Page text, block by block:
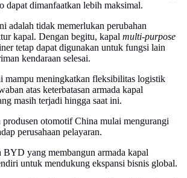
dapat dimanfaatkan lebih maksimal.
adalah tidak memerlukan perubahan
kapal. Dengan begitu, kapal multi-purpose
tetap dapat digunakan untuk fungsi lain
kendaraan selesai.
mampu meningkatkan fleksibilitas logistik
atas keterbatasan armada kapal
masih terjadi hingga saat ini.
otomotif China mulai mengurangi
perusahaan pelayaran.
BYD yang membangun armada kapal
untuk mendukung ekspansi bisnis global.